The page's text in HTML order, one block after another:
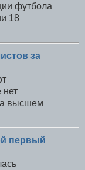
футбола
18
за
нет
высшем
первый